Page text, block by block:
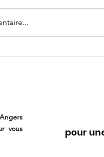
2025-
vous
pour